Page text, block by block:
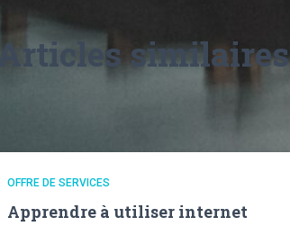
Articles similaires
OFFRE DE SERVICES
Apprendre à utiliser internet